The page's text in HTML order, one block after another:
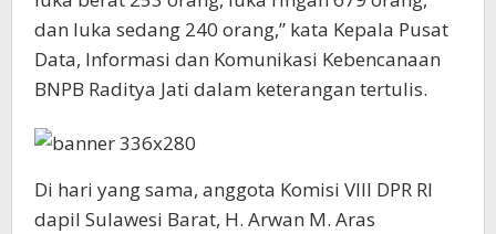
dan luka sedang 240 orang,” kata Kepala Pusat
Data, Informasi dan Komunikasi Kebencanaan
BNPB Raditya Jati dalam keterangan tertulis.
Di hari yang sama, anggota Komisi VIII DPR RI
dapil Sulawesi Barat, H. Arwan M. Aras